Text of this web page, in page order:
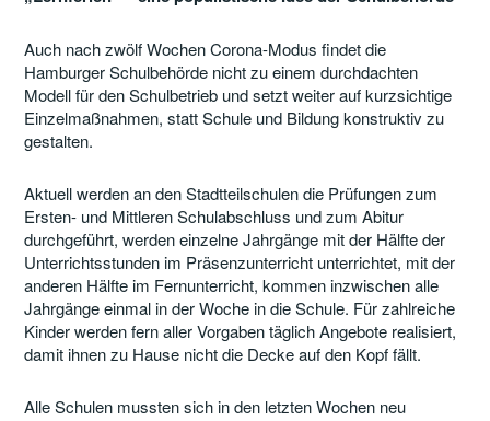
Auch nach zwölf Wochen Corona-Modus findet die
Hamburger Schulbehörde nicht zu einem durchdachten
Modell für den Schulbetrieb und setzt weiter auf kurzsichtige
Einzelmaßnahmen, statt Schule und Bildung konstruktiv zu
gestalten.
Aktuell werden an den Stadtteilschulen die Prüfungen zum
Ersten- und Mittleren Schulabschluss und zum Abitur
durchgeführt, werden einzelne Jahrgänge mit der Hälfte der
Unterrichtsstunden im Präsenzunterricht unterrichtet, mit der
anderen Hälfte im Fernunterricht, kommen inzwischen alle
Jahrgänge einmal in der Woche in die Schule. Für zahlreiche
Kinder werden fern aller Vorgaben täglich Angebote realisiert,
damit ihnen zu Hause nicht die Decke auf den Kopf fällt.
Alle Schulen mussten sich in den letzten Wochen neu